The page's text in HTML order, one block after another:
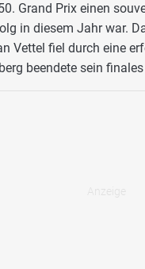
Grand Prix einen
in diesem Jahr war.
Vettel fiel durch eine
beendete sein